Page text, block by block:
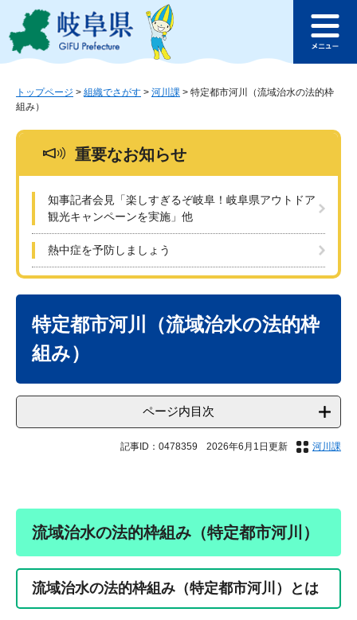
ジ
ュ
このページの本文へ
ュ
トップページ > 組織でさがす > 河川課 > 特定都市河川（流域治水の法的枠
組み）
重要なお知らせ
知事記者会見「楽しすぎるぞ岐阜！岐阜県アウトドア
観光キャンペーンを実施」他
熱中症を予防しましょう
特定都市河川（流域治水の法的枠
組み）
ページ内目次
記事ID：0478359 2026年6月1日更新 河川課
流域治水の法的枠組み（特定都市河川）
流域治水の法的枠組み（特定都市河川）とは